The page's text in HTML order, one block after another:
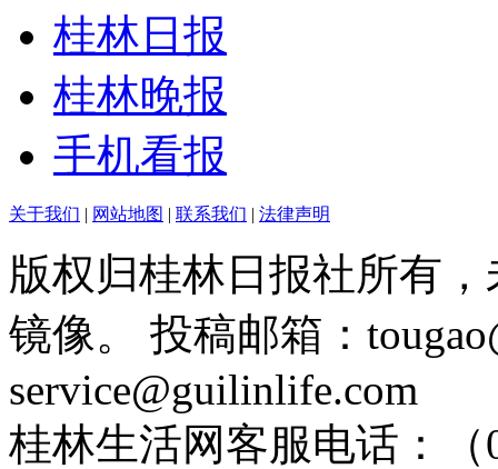
桂林日报
桂林晚报
手机看报
关于我们 | 网站地图 | 联系我们 | 法律声明
版权归桂林日报社所有
镜像。 投稿邮箱：
service@guilinlife.com
桂林生活网客服电话：（